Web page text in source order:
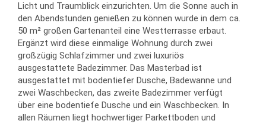
Licht und Traumblick einzurichten. Um die Sonne auch in
den Abendstunden genießen zu können wurde in dem ca.
50 m² großen Gartenanteil eine Westterrasse erbaut.
Ergänzt wird diese einmalige Wohnung durch zwei
großzügig Schlafzimmer und zwei luxuriös
ausgestattete Badezimmer. Das Masterbad ist
ausgestattet mit bodentiefer Dusche, Badewanne und
zwei Waschbecken, das zweite Badezimmer verfügt
über eine bodentiefe Dusche und ein Waschbecken. In
allen Räumen liegt hochwertiger Parkettboden und